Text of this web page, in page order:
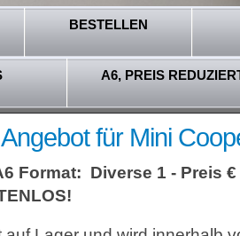
BESTELLEN
A6, PREIS
für Mini
Format: Diverse 1 - Preis